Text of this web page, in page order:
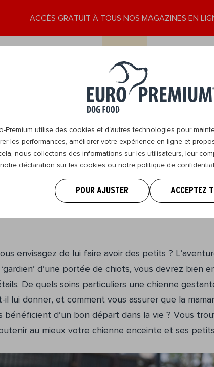
Premium utilise des cookies et d'autres technologies pour
les performances, améliorer votre expérience en ligne et
nous collectons des informations sur les utilisateurs, leur
notre déclaration sur les cookies ou notre politique de
POUR AJUSTER ACCEPTEZ
ACCÈS GRATUIT À TOUS NOS MAGAZINES EN
DogBlog
qu’il faut savoir en
et d’alimentation
envisagez de lui faire avoir des petits ?
d’une portée de chiots, vous devrez bien
De quels soins particuliers une chienne
lui donner, et comment vous assurer que la
d’un bon départ dans la vie ? Vous
au mieux votre chienne enceinte et ses